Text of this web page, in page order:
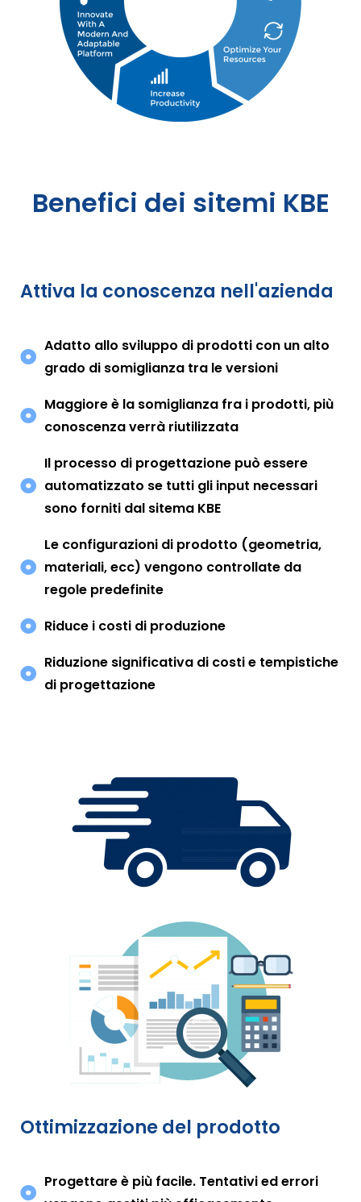
Benefici dei sitemi KBE
Attiva la conoscenza nell'azienda
Adatto allo sviluppo di prodotti con un alto
grado di somiglianza tra le versioni
Maggiore è la somiglianza fra i prodotti, più
conoscenza verrà riutilizzata
Il processo di progettazione può essere
automatizzato se tutti gli input necessari
sono forniti dal sitema KBE
Le configurazioni di prodotto (geometria,
materiali, ecc) vengono controllate da
regole predefinite
Riduce i costi di produzione
Riduzione significativa di costi e tempistiche
di progettazione
Ottimizzazione del prodotto
Progettare è più facile. Tentativi ed errori